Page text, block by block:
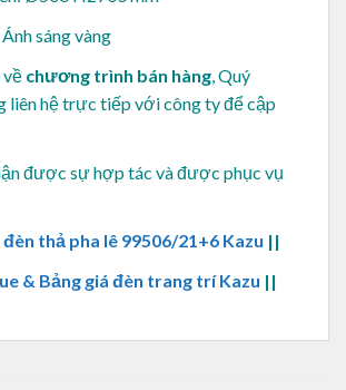
sáng vàng
chương trình bán hàng, Quý
liên hệ trực tiếp với công ty để cập
được sự hợp tác và được phục vụ
đèn thả pha lê 99506/21+6 Kazu ||
& Bảng giá đèn trang trí Kazu ||